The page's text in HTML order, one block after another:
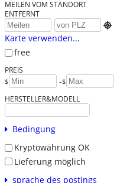
MEILEN VOM STANDORT
ENTFERNT

Karte verwenden...
free
PREIS
$ -$
HERSTELLER&MODELL
Bedingung
Kryptowährung OK
Lieferung möglich
sprache des postings